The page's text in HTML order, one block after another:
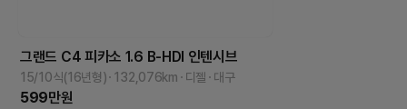
그랜드 C4 피카소 1.6 B-HDI 인텐시브
15/10식(16년형) 132,076km 디젤 대구
599만원